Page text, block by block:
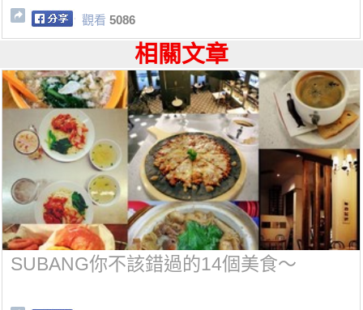
觀看 5086
相關文章
SUBANG你不該錯過的14個美食～